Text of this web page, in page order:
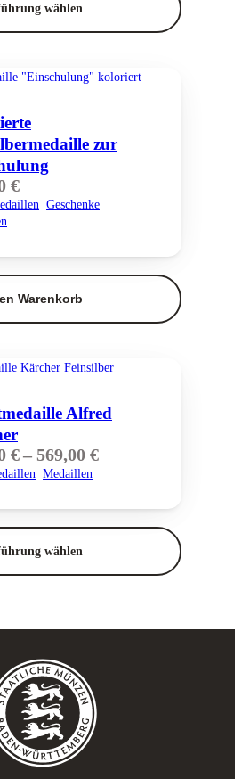
wählen
zur
€
Geschenke
Warenkorb
Alfred
€– 569,00 €Preisspanne:
569,00 €
Medaillen
wählen